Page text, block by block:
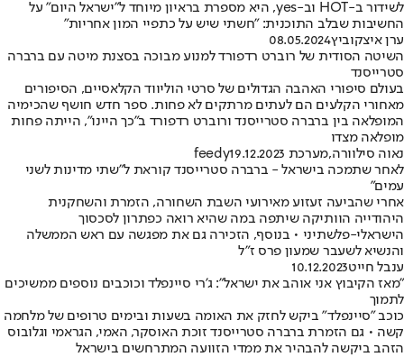
לשידור ב-HOT וב-yes, היא מספרת בראיון מיוחד ל"ישראל היום" על
החשיבות שבלב התוכנית: "חשתי שיש על כתפיי המון אחריות"
ערן איצקוביץ08.05.2024
השיטה הסודית של רוברט רדפורד למנוע מבוכה בסצנת מיטה עם ברברה
סטרייסנד
בעולם סיפורי האהבה הגדולים של סרטי הוליווד הקלאסיים, הסיפורים
מאחורי הקלעים הם לעתים מרתקים לא פחות. ספר חדש חושף שהכימיה
המופלאה בין ברברה סטרייסנד ורוברט רדפורד ב"כך היינו", הייתה פחות
מופלאה מצדו
נאוה סילוורה,מערכת feedy 19.12.2023
לאחר שתמכה בישראל - ברברה סטרייסנד קוראת ל"שתי מדינות לשני
עמים"
אחרי שהביעה זעזוע מאירועי השבת השחורה, הזמרת והשחקנית
היהודייה הוותיקה שיתפה במה שהיא רואה כפתרון לסכסוך
הישראלי-פלשתיני • בנוסף, הזכירה גם את מפגשה עם ראש הממשלה
והנשיא לשעבר שמעון פרס ז"ל
ענבל חייט10.12.2023
"מאז הקיבוץ אני אוהב את ישראל": ג'רי סיינפלד וכוכבים נוספים ממשיכים
לתמוך
כוכב "סיינפלד" ביקש לחזק את האומה בשעות ובימים טרופים של מלחמה
קשה • גם הזמרת ברברה סטרייסנד זוכת האוסקר, האמי, הגראמי וגלובוס
הזהב ביקשה להבהיר את ממדי הזוועה המתרחשים בישראל